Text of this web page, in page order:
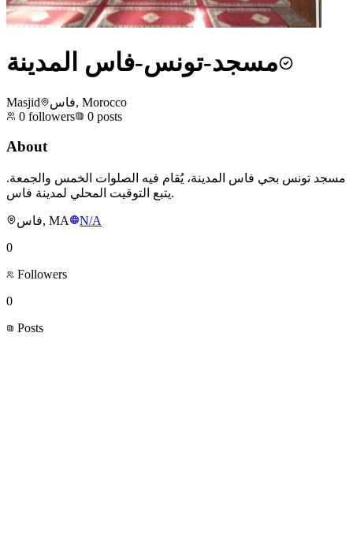
مسجد-تونس-فاس المدينة
Masjid
فاس, Morocco
0 followers 0 posts
About
مسجد تونس بحي فاس المدينة، يُقام فيه الصلوات الخمس والجمعة.
يتبع التوقيت المحلي لمدينة فاس.
فاس, MA
N/A
0
Followers
0
Posts